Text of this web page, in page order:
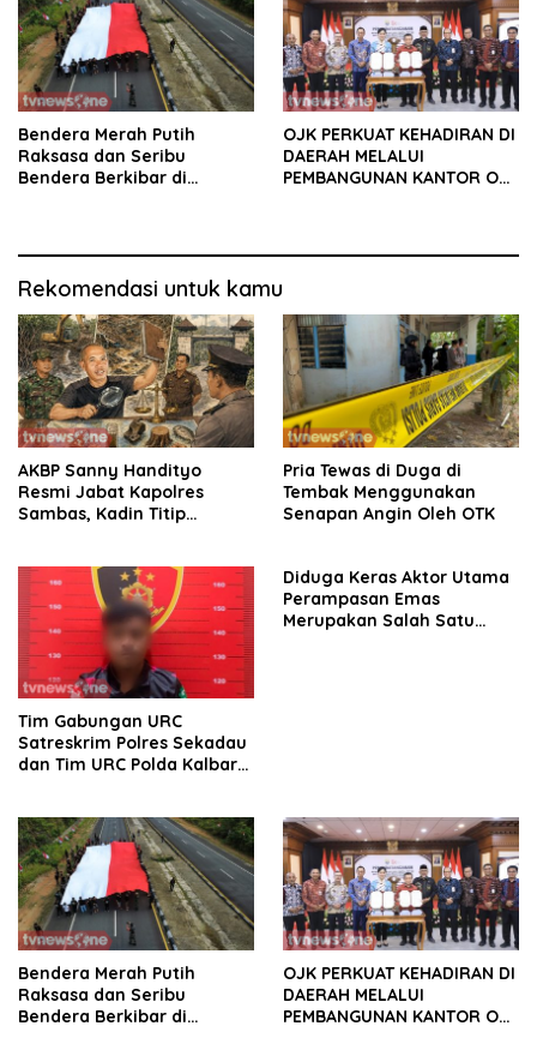
Bendera Merah Putih
Raksasa dan Seribu
Bendera Berkibar di
OJK PERKUAT KEHADIRAN DI
DAERAH MELALUI
PEMBANGUNAN KANTOR OJK
Rekomendasi untuk kamu
AKBP Sanny Handityo
Resmi Jabat Kapolres
Sambas, Kadin Titip
Pria Tewas di Duga di
Tembak Menggunakan
Senapan Angin Oleh OTK
Tim Gabungan URC
Satreskrim Polres Sekadau
dan Tim URC Polda Kalbar
Diduga Keras Aktor Utama
Perampasan Emas
Merupakan Salah Satu
Bendera Merah Putih
Raksasa dan Seribu
Bendera Berkibar di
OJK PERKUAT KEHADIRAN DI
DAERAH MELALUI
PEMBANGUNAN KANTOR OJK